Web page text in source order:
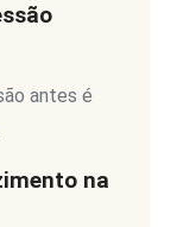
antes é
na